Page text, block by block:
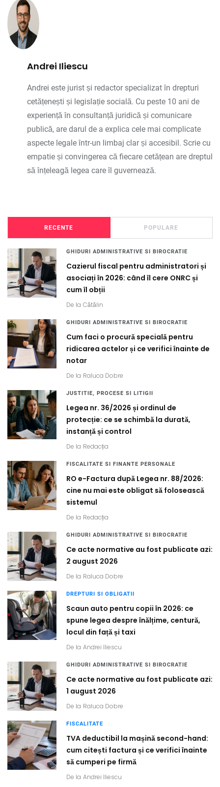
Andrei Iliescu
Andrei este jurist și redactor specializat în drepturi
cetățenești și legislație socială. Cu peste 10 ani de
experiență în consultanță juridică și comunicare
publică, are darul de a explica cele mai complicate
aspecte legale într-un limbaj clar și accesibil. Scrie cu
empatie și convingerea că fiecare cetățean are dreptul
să înțeleagă legea care îl guvernează.
RECENTE POPULARE
GHIDURI ADMINISTRATIVE SI BIROCRATIE
Cazierul fiscal pentru administratori și
asociați în 2026: când îl cere ONRC și
cum îl obții
De la Cătălin
GHIDURI ADMINISTRATIVE SI BIROCRATIE
Cum faci o procură specială pentru
ridicarea actelor și ce verifici înainte de
notar
De la Raluca Dobre
JUSTITIE, PROCESE SI LITIGII
Legea nr. 36/2026 și ordinul de
protecție: ce se schimbă la durată,
instanță și control
De la Redacția
FISCALITATE SI FINANTE PERSONALE
RO e-Factura după Legea nr. 88/2026:
cine nu mai este obligat să folosească
sistemul
De la Redacția
GHIDURI ADMINISTRATIVE SI BIROCRATIE
Ce acte normative au fost publicate azi:
2 august 2026
De la Raluca Dobre
DREPTURI SI OBLIGATII
Scaun auto pentru copii în 2026: ce
spune legea despre înălțime, centură,
locul din față și taxi
De la Andrei Iliescu
GHIDURI ADMINISTRATIVE SI BIROCRATIE
Ce acte normative au fost publicate azi:
1 august 2026
De la Raluca Dobre
FISCALITATE
TVA deductibil la mașină second-hand:
cum citești factura și ce verifici înainte
să cumperi pe firmă
De la Andrei Iliescu